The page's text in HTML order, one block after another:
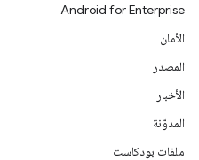
Android for Enterprise
الأمان
المصدر
الأخبار
المدوّنة
ملفات بودكاست